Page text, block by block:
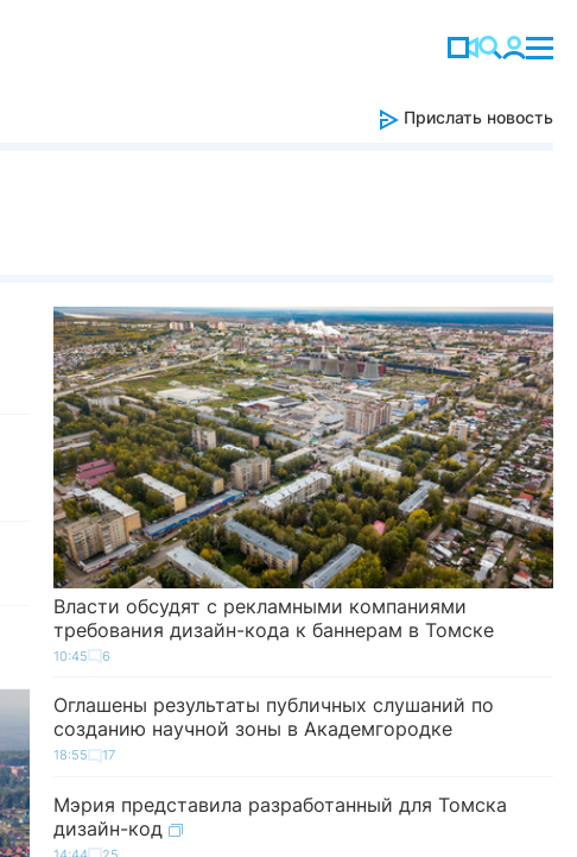
Прислать новость
Власти обсудят с рекламными компаниями
требования дизайн-кода к баннерам в Томске
10:45 6
Оглашены результаты публичных слушаний по
созданию научной зоны в Академгородке
18:55 17
Мэрия представила разработанный для Томска
дизайн-код